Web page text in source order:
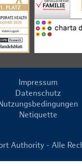
Impressum
Datenschutz
Netiquette
Authority - Alle